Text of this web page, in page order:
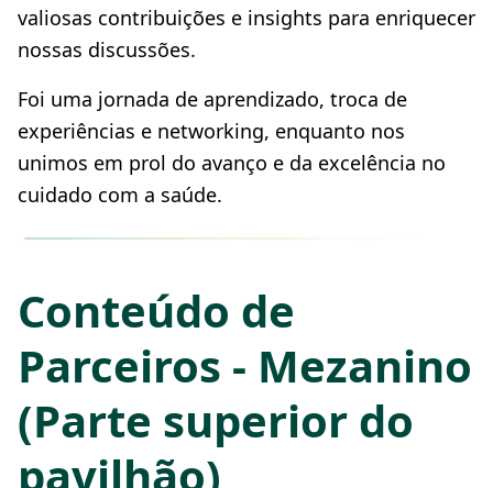
valiosas contribuições e insights para enriquecer
nossas discussões.
Foi uma jornada de aprendizado, troca de
experiências e networking, enquanto nos
unimos em prol do avanço e da excelência no
cuidado com a saúde.
Conteúdo de
Parceiros - Mezanino
(Parte superior do
pavilhão)